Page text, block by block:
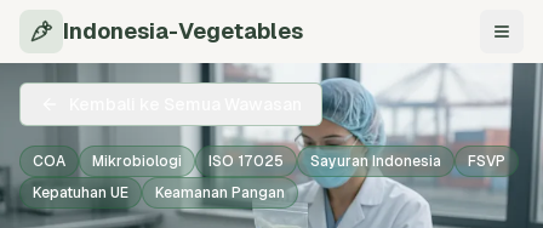
Indonesia-Vegetables
COA Mikrobiologi ISO 17025 Sayuran Indonesia
FSVP
Kepatuhan UE
Keamanan Pangan